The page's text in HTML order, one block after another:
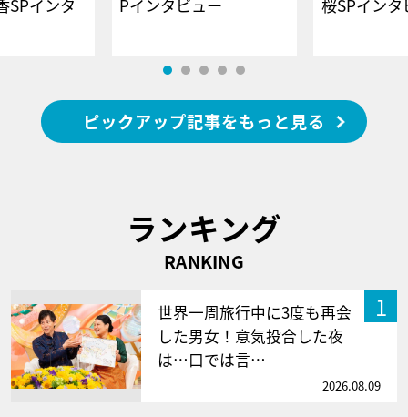
SPインタ
Pインタビュー
桜SPイ
ピックアップ記事をもっと見る
ランキング
RANKING
1
世界一周旅行中に3度も再会
した男女！意気投合した夜
は…口では言…
2026.08.09